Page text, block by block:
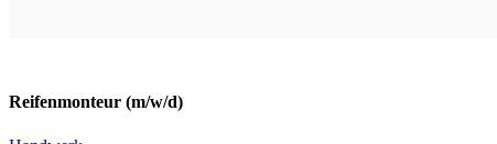
Reifenmonteur (m/w/d)